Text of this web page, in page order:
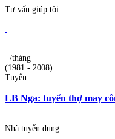
Tư vấn giúp tôi
/tháng
(1981 - 2008)
Tuyển:
LB Nga: tuyển thợ may
Nhà tuyển dụng: